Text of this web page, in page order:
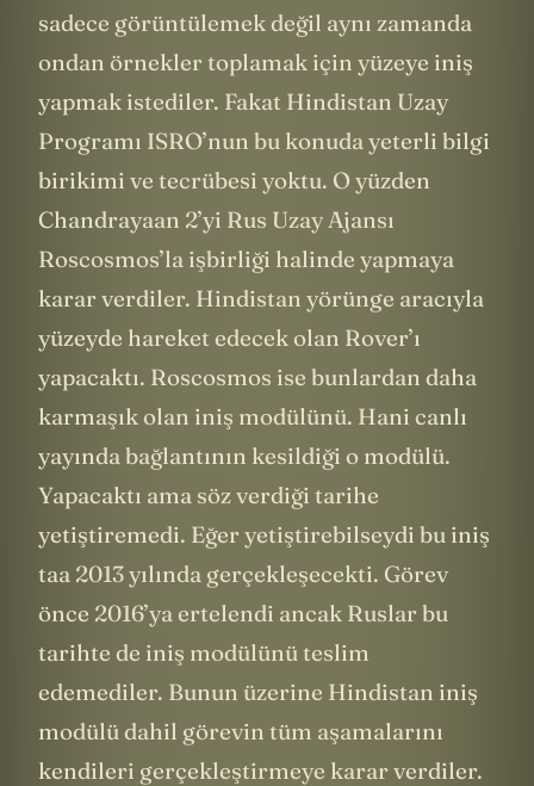
sadece görüntülemek değil aynı zamanda
ondan örnekler toplamak için yüzeye iniş
yapmak istediler. Fakat Hindistan Uzay
Programı ISRO’nun bu konuda yeterli bilgi
birikimi ve tecrübesi yoktu. O yüzden
Chandrayaan 2’yi Rus Uzay Ajansı
Roscosmos’la işbirliği halinde yapmaya
karar verdiler. Hindistan yörünge aracıyla
yüzeyde hareket edecek olan Rover’ı
yapacaktı. Roscosmos ise bunlardan daha
karmaşık olan iniş modülünü. Hani canlı
yayında bağlantının kesildiği o modülü.
Yapacaktı ama söz verdiği tarihe
yetiştiremedi. Eğer yetiştirebilseydi bu iniş
taa 2013 yılında gerçekleşecekti. Görev
önce 2016’ya ertelendi ancak Ruslar bu
tarihte de iniş modülünü teslim
edemediler. Bunun üzerine Hindistan iniş
modülü dahil görevin tüm aşamalarını
kendileri gerçekleştirmeye karar verdiler.